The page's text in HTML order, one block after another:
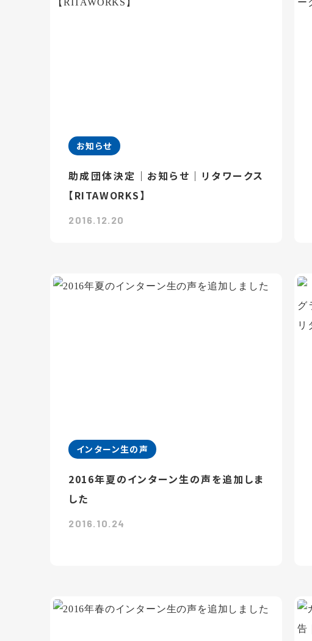
お知らせ
助成団体決定｜お知らせ｜リタワークス
【RITAWORKS】
2016.12.20
インターン生の声
2016年夏のインターン生の声を追加しま
した
2016.10.24